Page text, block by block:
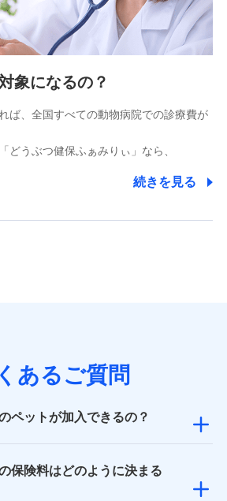
理クラウド並びに法人向けASPサー
い合わせ情報
応するため
め
お問い合わせ内容の正確な把握のため
者の職名、連絡先
インシュアランス 営業部長
成に必要な範囲内において個人情報
たは一部を委託する場合がありま
ドコモとの間で、以下のとおり個
します。
象になるの？
ば、全国すべての動物病院での診療費が
どうぶつ健保ふぁみりぃ」なら、
続きを見る
あるご質問
ペットが加入できるの？
保険料はどのように決まる